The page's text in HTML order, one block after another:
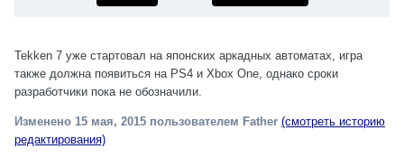
Tekken 7 уже стартовал на японских аркадных автоматах, игра
также должна появиться на PS4 и Xbox One, однако сроки
разработчики пока не обозначили.
Изменено 15 мая, 2015 пользователем Father (смотреть историю
редактирования)